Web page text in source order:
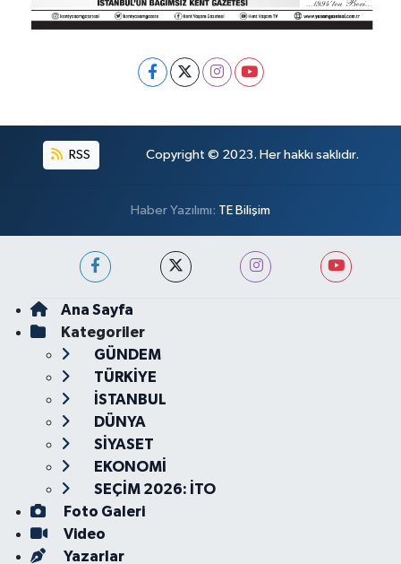
RSS Copyright © 2023. Her hakkı saklıdır.
Haber Yazılımı: TE Bilişim
Ana Sayfa
Kategoriler
GÜNDEM
TÜRKİYE
İSTANBUL
DÜNYA
SİYASET
EKONOMİ
SEÇİM 2026: İTO
Foto Galeri
Video
Yazarlar